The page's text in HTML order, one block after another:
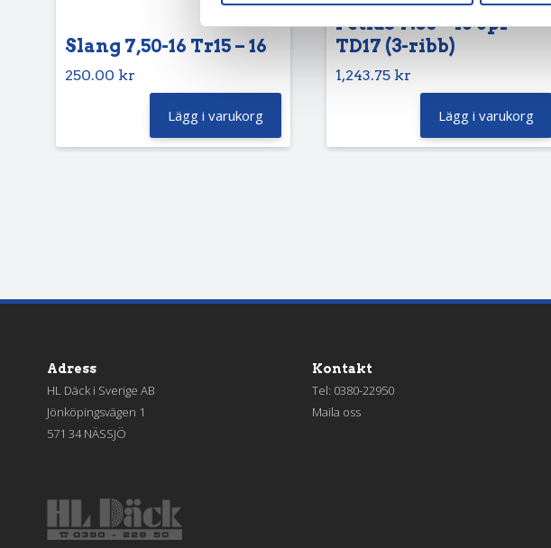
Slang 7,50-16 Tr15 – 16
250.00 kr
Lägg i varukorg
Petlas 7.50 – 16 8pr
TD17 (3-ribb)
1,243.75 kr
Lägg i varukorg
Adress
HL Däck i Sverige AB
Jönköpingsvägen 1
571 34 NÄSSJÖ
Kontakt
Tel: 0380-22950
Maila oss